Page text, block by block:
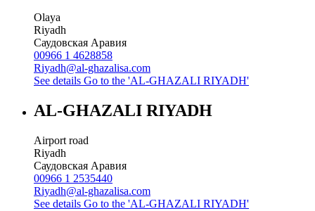
Olaya
Riyadh
Саудовская Аравия
00966 1 4628858
Riyadh@al-ghazalisa.com
See details Go to the 'AL-GHAZALI RIYADH'
AL-GHAZALI RIYADH
Airport road
Riyadh
Саудовская Аравия
00966 1 2535440
Riyadh@al-ghazalisa.com
See details Go to the 'AL-GHAZALI RIYADH'